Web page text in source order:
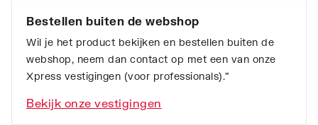
Bestellen buiten de webshop
Wil je het product bekijken en bestellen buiten de
webshop, neem dan contact op met een van onze
Xpress vestigingen (voor professionals).”
Bekijk onze vestigingen